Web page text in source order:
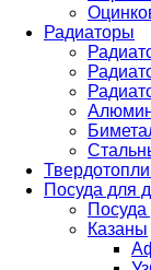
Радиаторы
Посуда для
Посуда
Казаны